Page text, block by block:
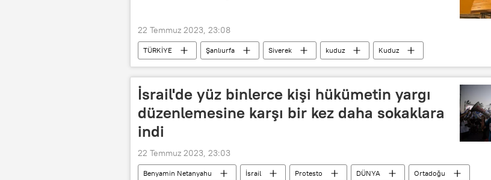
22 Temmuz 2023, 23:08
TÜRKİYE Şanlıurfa Siverek kuduz Kuduz
İsrail'de yüz binlerce kişi hükümetin yargı
düzenlemesine karşı bir kez daha sokaklara
indi
22 Temmuz 2023, 23:03
Benyamin Netanyahu İsrail Protesto DÜNYA Ortadoğu